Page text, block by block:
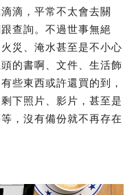
滴，平常不太會去關
查詢。不過世事無絕
災、淹水甚至是不小心
的書啊、文件、生活飾
些東西或許還買的到，
下照片、影片，甚至是
，沒有備份就不再存在